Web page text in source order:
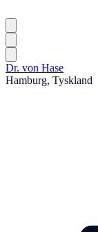
Dr. von Hase
Hamburg, Tyskland